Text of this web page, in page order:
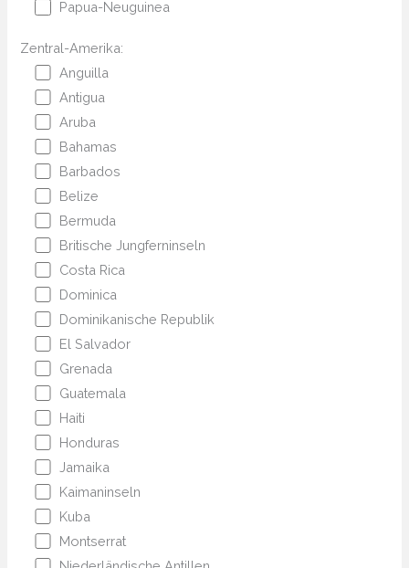
Papua-Neuguinea
Zentral-Amerika:
Anguilla
Antigua
Aruba
Bahamas
Barbados
Belize
Bermuda
Britische Jungferninseln
Costa Rica
Dominica
Dominikanische Republik
El Salvador
Grenada
Guatemala
Haiti
Honduras
Jamaika
Kaimaninseln
Kuba
Montserrat